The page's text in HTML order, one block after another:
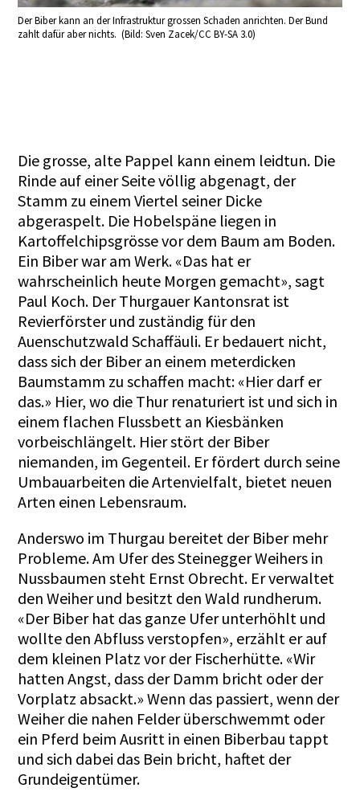
Der Biber kann an der Infrastruktur grossen Schaden anrichten. Der Bund
zahlt dafür aber nichts. (Bild: Sven Zacek/CC BY-SA 3.0)
Die grosse, alte Pappel kann einem leidtun. Die
Rinde auf einer Seite völlig abgenagt, der
Stamm zu einem Viertel seiner Dicke
abgeraspelt. Die Hobelspäne liegen in
Kartoffelchipsgrösse vor dem Baum am Boden.
Ein Biber war am Werk. «Das hat er
wahrscheinlich heute Morgen gemacht», sagt
Paul Koch. Der Thurgauer Kantonsrat ist
Revierförster und zuständig für den
Auenschutzwald Schaffäuli. Er bedauert nicht,
dass sich der Biber an einem meterdicken
Baumstamm zu schaffen macht: «Hier darf er
das.» Hier, wo die Thur renaturiert ist und sich in
einem flachen Flussbett an Kiesbänken
vorbeischlängelt. Hier stört der Biber
niemanden, im Gegenteil. Er fördert durch seine
Umbauarbeiten die Artenvielfalt, bietet neuen
Arten einen Lebensraum.
Anderswo im Thurgau bereitet der Biber mehr
Probleme. Am Ufer des Steinegger Weihers in
Nussbaumen steht Ernst Obrecht. Er verwaltet
den Weiher und besitzt den Wald rundherum.
«Der Biber hat das ganze Ufer unterhöhlt und
wollte den Abfluss verstopfen», erzählt er auf
dem kleinen Platz vor der Fischerhütte. «Wir
hatten Angst, dass der Damm bricht oder der
Vorplatz absackt.» Wenn das passiert, wenn der
Weiher die nahen Felder überschwemmt oder
ein Pferd beim Ausritt in einen Biberbau tappt
und sich dabei das Bein bricht, haftet der
Grundeigentümer.